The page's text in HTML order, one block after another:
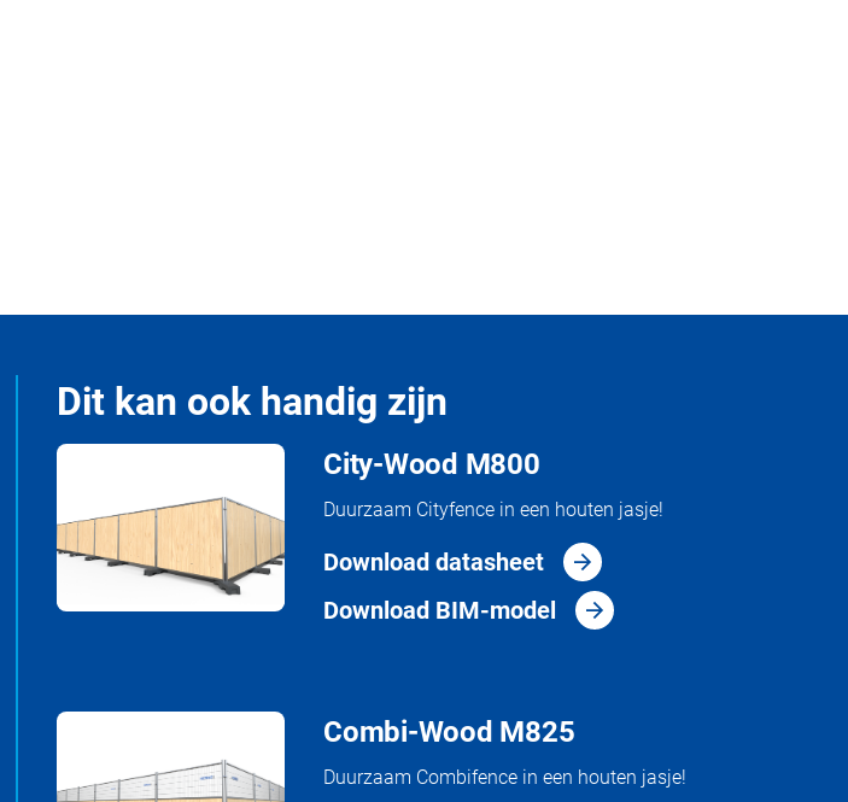
Dit kan ook handig zijn
City-Wood M800
Duurzaam Cityfence in een houten jasje!
Download datasheet
Download BIM-model
Combi-Wood M825
Duurzaam Combifence in een houten jasje!